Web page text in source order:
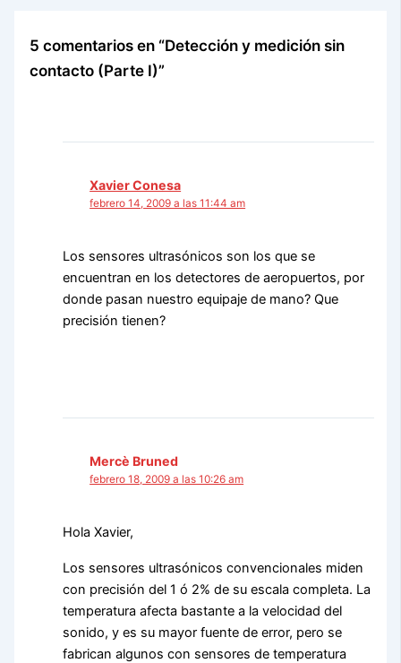
5 comentarios en “Detección y medición sin
contacto (Parte I)”
Xavier Conesa
febrero 14, 2009 a las 11:44 am
Los sensores ultrasónicos son los que se
encuentran en los detectores de aeropuertos, por
donde pasan nuestro equipaje de mano? Que
precisión tienen?
Mercè Bruned
febrero 18, 2009 a las 10:26 am
Hola Xavier,
Los sensores ultrasónicos convencionales miden
con precisión del 1 ó 2% de su escala completa. La
temperatura afecta bastante a la velocidad del
sonido, y es su mayor fuente de error, pero se
fabrican algunos con sensores de temperatura